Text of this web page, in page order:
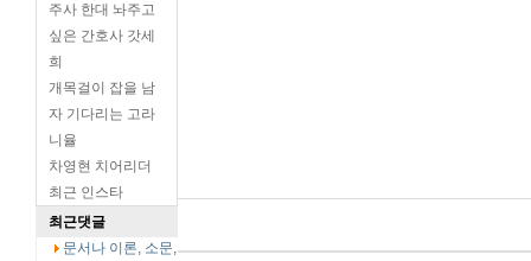
주사 한대 놔주고
싶은 간호사 갓세
희
개목걸이 잡을 남
자 기다리는 고라
니율
차영현 치어리더
최근 인스타
최근댓글
문서나 이론, 소문,